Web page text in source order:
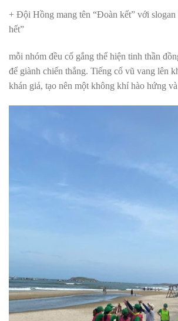
+ Đội Hồng mang tên “Đoàn kết” với slogan
hết”
mỗi nhóm đều cố gắng thể hiện tinh thần
để giành chiến thắng. Tiếng cổ vũ vang lên
khán giả, tạo nên một không khí hào hứng